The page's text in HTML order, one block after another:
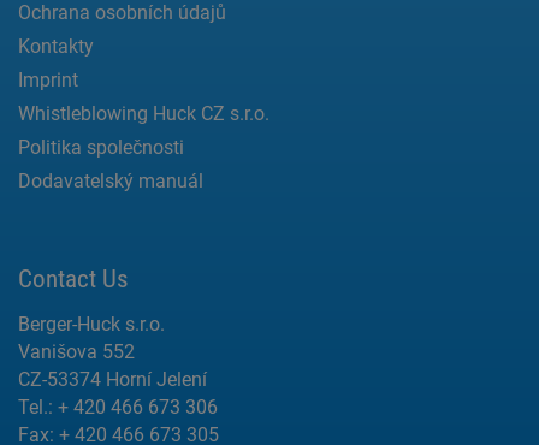
Ochrana osobních údajů
Kontakty
Imprint
Whistleblowing Huck CZ s.r.o.
Politika společnosti
Dodavatelský manuál
Contact Us
Berger-Huck s.r.o.
Vanišova 552
CZ-53374 Horní Jelení
Tel.: + 420 466 673 306
Fax: + 420 466 673 305